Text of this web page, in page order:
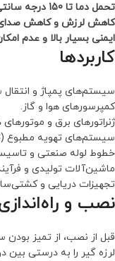
تحمل دما تا 150 درجه سانتی گراد
کاهش لرزش و کاهش صدای
ایمنی بسیار بالا و عدم
کاربردها
سیستم‌های پمپاژ و انتقال
کمپرسورهای هوا و گاز.
ژنراتورهای برق و موتورهای
سیستم‌های تهویه مطبوع (HVAC).
خطوط لوله صنعتی و
ماشین‌آلات تولیدی و
تجهیزات دریایی و
نصب و
قبل از نصب، از تمیز
لرزه گیر را به درستی بین